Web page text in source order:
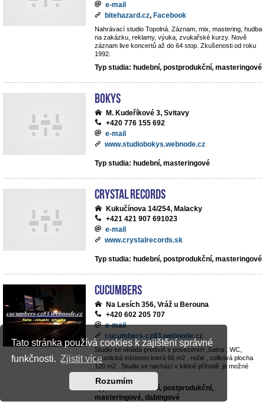
Tato stránka používá cookies k zajištění správné
funkčnosti. Zjistit více
Rozumím
e-mail
bitehazard.cz, Facebook
Nahrávací studio Topolná. Záznam, mix, mastering, hudba
na zakázku, reklamy, výuka, zvukařské kurzy. Nově
záznam live koncertů až do 64 stop. Zkušenosti od roku
1992.
Typ studia: hudební, postprodukční, masteringové
BoKys
M. Kudeříkové 3, Svitavy
+420 776 155 692
e-mail
www.studiobokys.webnode.cz
Typ studia: hudební, masteringové
Crystal Records
Kukučínova 14/254, Malacky
+421 421 907 691023
e-mail
www.crystalrecords.sk
Typ studia: hudební, postprodukční, masteringové
cucumbers
Na Lesích 356, Vráž u Berouna
+420 602 205 707
e-mail
cucumbers-cz83.webnode.cz
Studio se skládá predsíň s posezením ,šatna , WC,
akustická místnost která 60 m2 , režie , celková plocha
120 m2 . Studio se nachází v klidné přírodě. je možné
parkování v objektu .
Typ studia: hudební, postprodukční,
masteringové, dabingové